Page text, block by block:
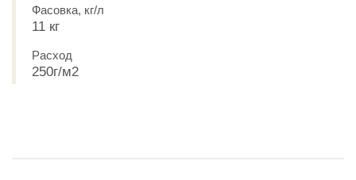
Фасовка, кг/л
11 кг
Расход
250г/м2